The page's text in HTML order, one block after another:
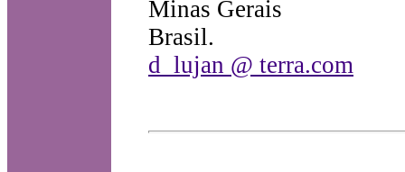
Minas Gerais
Brasil.
d_lujan @ terra.com